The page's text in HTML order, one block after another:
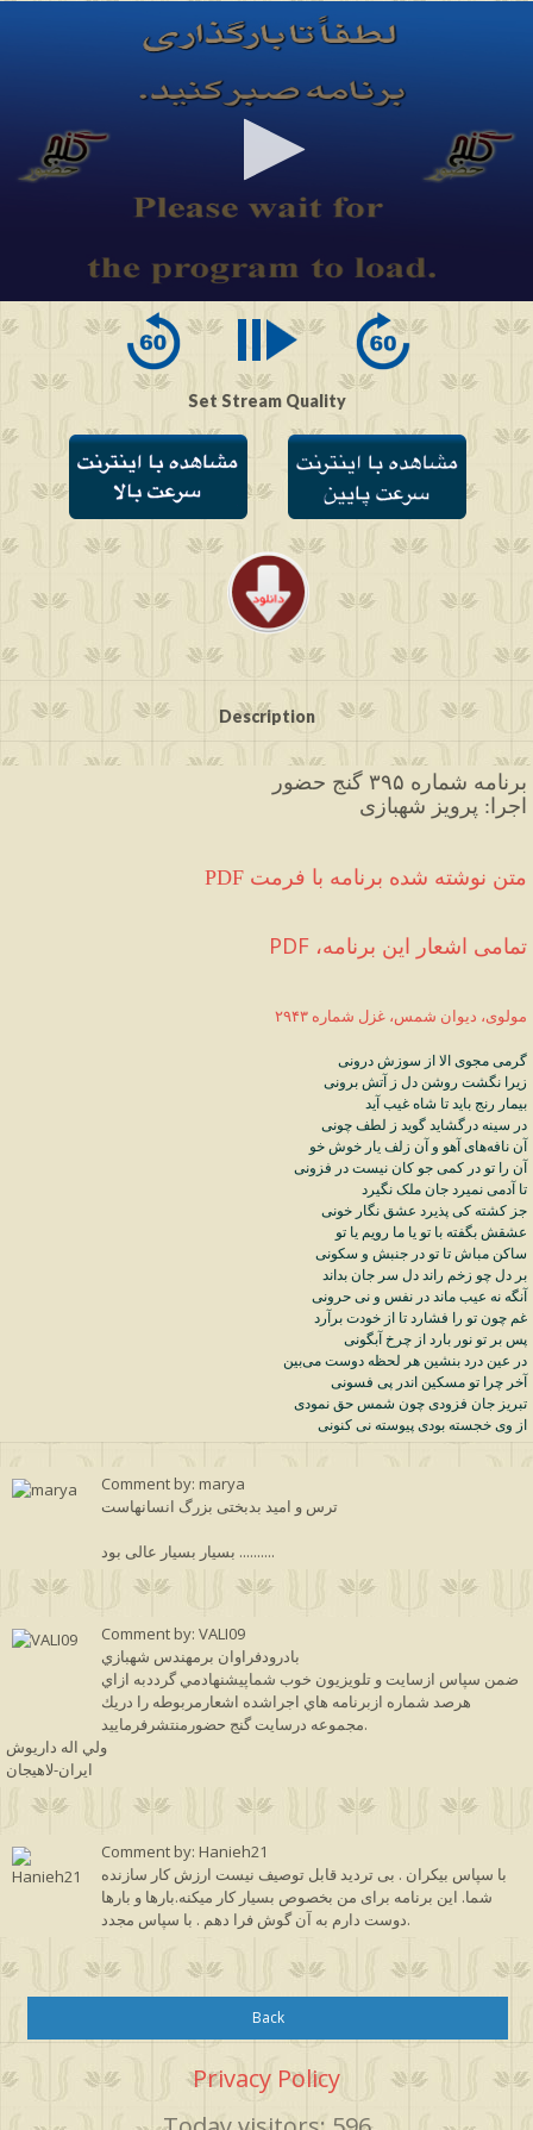
seconds
seconds
Set Stream Quality
Description
برنامه شماره ۳۹۵ گنج حضور
اجرا: پرویز شهبازی
PDF متن نوشته شده برنامه با فرمت
PDF ،تمامی اشعار این برنامه
مولوی، دیوان شمس، غزل شماره ۲۹۴۳
گرمی مجوی الا از سوزش درونی
زیرا
نگشت روشن دل ز آتش برونی
بیمار رنج باید تا شاه غیب آید
در سینه درگشاید گوید ز لطف چونی
آن نافههای آهو و آن زلف یار خوش خو
آن را تو در کمی جو کان نیست در فزونی
تا آدمی نمیرد جان ملک نگیرد
جز کشته کی پذیرد عشق نگار خونی
عشقش بگفته با تو یا ما رویم یا تو
ساکن مباش تا تو در جنبش و سکونی
بر دل چو زخم راند دل سر جان بداند
آنگه نه عیب ماند در نفس و نی حرونی
غم چون تو را فشارد تا از خودت برآرد
پس بر تو نور بارد از چرخ آبگونی
در عین درد بنشین هر لحظه دوست میبین
آخر چرا تو مسکین اندر پی فسونی
تبریز جان فزودی چون شمس حق نمودی
از وی خجسته بودی پیوسته نی کنونی
Comment by: marya
ترس و امید بدبختی بزرگ انسانهاست
بسیار بسیار عالی بود ..........
Comment by: VALI09
بادرودفراوان برمهندس شهبازي
ضمن سپاس ازسايت و تلويزيون خوب شماپيشنهادمي گرددبه ازاي
هرصد شماره ازبرنامه هاي اجراشده اشعارمربوطه را دريك
مجموعه درسايت گنج حضورمنتشرفرماييد.
ولي اله داريوش
ايران-لاهيجان
Comment by: Hanieh21
با سپاس بیکران . بی تردید قابل توصیف نیست ارزش کار سازنده
شما. این برنامه برای من بخصوص بسیار کار میکنه.بارها و بارها
دوست دارم به آن گوش فرا دهم . با سپاس مجدد.
Back
Privacy Policy